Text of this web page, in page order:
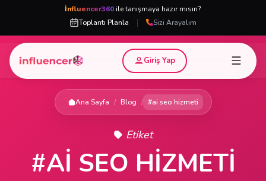
İnfluencer360 ile tanışmaya hazır mısın?
Toplantı Planla
| Sizi Arayalım
Giriş Yap
Ana Sayfa / Blog / #ai seo hizmeti
Etiket
#AI SEO HIZMETI